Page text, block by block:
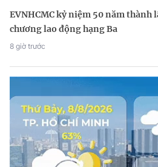
EVNHCMC kỷ niệm 50 năm thành
chương lao động hạng Ba
8 giờ trước